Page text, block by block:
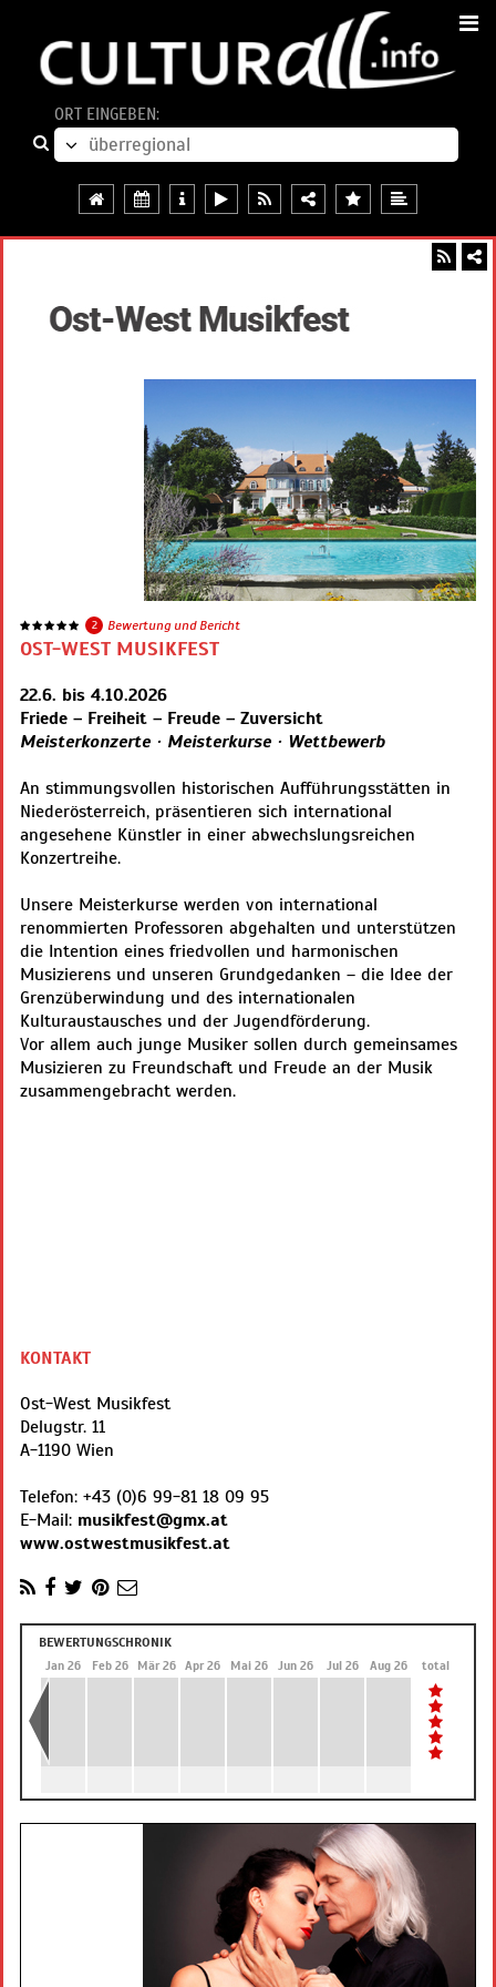
ORT EINGEBEN:
2 Bewertung und Bericht
OST-WEST MUSIKFEST
22.6. bis 4.10.2026
Friede – Freiheit – Freude – Zuversicht
Meisterkonzerte · Meisterkurse · Wettbewerb
An stimmungsvollen historischen Aufführungsstätten in
Niederösterreich, präsentieren sich international
angesehene Künstler in einer abwechslungsreichen
Konzertreihe.
Unsere Meisterkurse werden von international
renommierten Professoren abgehalten und unterstützen
die Intention eines friedvollen und harmonischen
Musizierens und unseren Grundgedanken – die Idee der
Grenzüberwindung und des internationalen
Kulturaustausches und der Jugendförderung.
Vor allem auch junge Musiker sollen durch gemeinsames
Musizieren zu Freundschaft und Freude an der Musik
zusammengebracht werden.
KONTAKT
Ost-West Musikfest
Delugstr. 11
A-1190 Wien
Telefon: +43 (0)6 99-81 18 09 95
E-Mail: musikfest@gmx.at
www.ostwestmusikfest.at
BEWERTUNGSCHRONIK
Jan 26 Feb 26 Mär 26 Apr 26 Mai 26 Jun 26 Jul 26 Aug 26 total